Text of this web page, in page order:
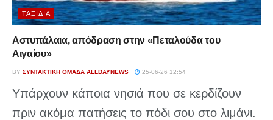
ΤΑΞΊΔΙΑ
Αστυπάλαια, απόδραση στην «Πεταλούδα του
Αιγαίου»
BY ΣΥΝΤΑΚΤΙΚΉ ΟΜΆΔΑ ALLDAYNEWS 25-06-26 12:54
Υπάρχουν κάποια νησιά που σε κερδίζουν
πριν ακόμα πατήσεις το πόδι σου στο λιμάνι.